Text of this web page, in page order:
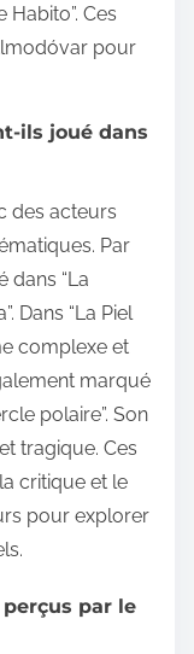
Ces
pour
ils joué dans
des acteurs
Par
dans “La
Dans “La Piel
complexe et
marqué
polaire”. Son
tragique. Ces
critique et le
pour explorer
par le